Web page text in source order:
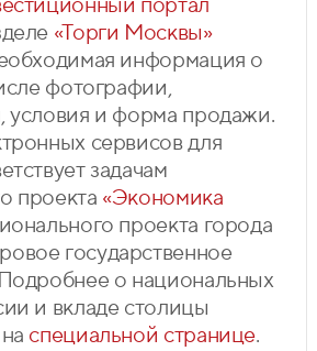
«Торги Москвы»
информация о
фотографии,
условия и форма продажи.
сервисов для
задачам
проекта «Экономика
проекта города
государственное
о национальных
и вкладе столицы
специальной странице.